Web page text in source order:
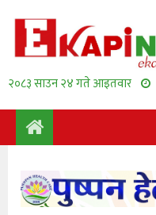
२०८३ साउन २४ गते आइतवार